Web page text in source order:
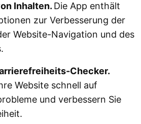
Inhalten. Die App enthält
zur Verbesserung der
Website-Navigation und des
Checker.
Website schnell auf
und verbessern Sie